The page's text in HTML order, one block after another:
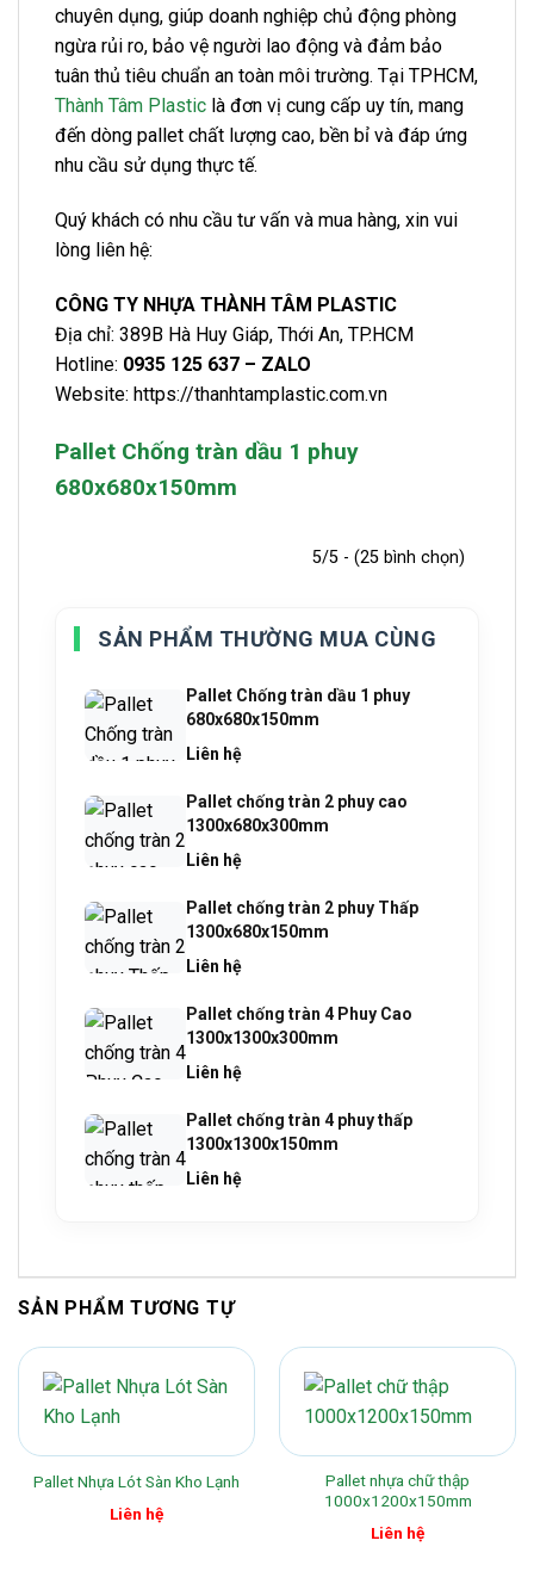
chuyên dụng, giúp doanh nghiệp chủ động phòng
ngừa rủi ro, bảo vệ người lao động và đảm bảo
tuân thủ tiêu chuẩn an toàn môi trường. Tại TPHCM,
Thành Tâm Plastic là đơn vị cung cấp uy tín, mang
đến dòng pallet chất lượng cao, bền bỉ và đáp ứng
nhu cầu sử dụng thực tế.
Quý khách có nhu cầu tư vấn và mua hàng, xin vui
lòng liên hệ:
CÔNG TY NHỰA THÀNH TÂM PLASTIC
Địa chỉ: 389B Hà Huy Giáp, Thới An, TP.HCM
Hotline: 0935 125 637 – ZALO
Website: https://thanhtamplastic.com.vn
Pallet Chống tràn dầu 1 phuy
680x680x150mm
5/5 - (25 bình chọn)
SẢN PHẨM THƯỜNG MUA CÙNG
Pallet Chống tràn dầu 1 phuy
680x680x150mm
Liên hệ
Pallet chống tràn 2 phuy cao
1300x680x300mm
Liên hệ
Pallet chống tràn 2 phuy Thấp
1300x680x150mm
Liên hệ
Pallet chống tràn 4 Phuy Cao
1300x1300x300mm
Liên hệ
Pallet chống tràn 4 phuy thấp
1300x1300x150mm
Liên hệ
SẢN PHẨM TƯƠNG TỰ
Pallet Nhựa Lót Sàn Kho Lạnh
Liên hệ
Pallet nhựa chữ thập
1000x1200x150mm
Liên hệ